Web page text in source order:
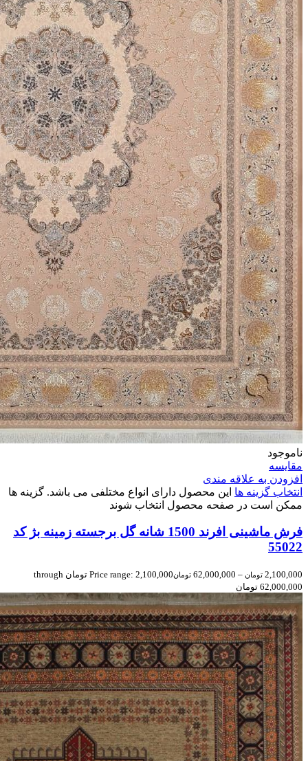
ناموجود
مقایسه
افزودن به علاقه مندی
انتخاب گزینه ها این محصول دارای انواع مختلفی می باشد. گزینه ها
ممکن است در صفحه محصول انتخاب شوند
فرش ماشینی افرند 1500 شانه گل برجسته زمینه بژ کد
55022
2,100,000 تومان –
62,000,000 تومان
Price range: 2,100,000 تومان through
62,000,000 تومان